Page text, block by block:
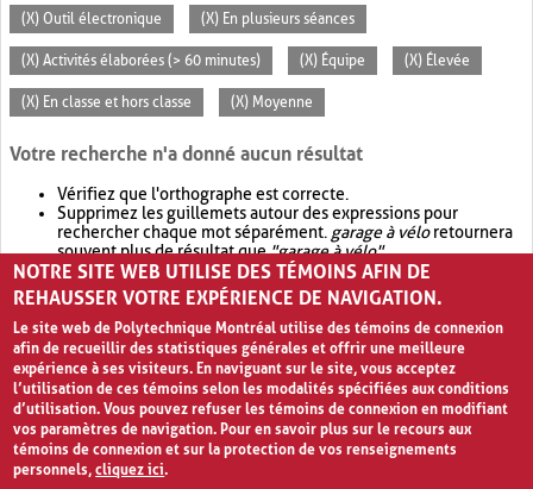
(X) Outil électronique (X) En plusieurs séances
(X) Activités élaborées (> 60 minutes) (X) Équipe (X) Élevée
(X) En classe et hors classe (X) Moyenne
Votre recherche n'a donné aucun résultat
Vérifiez que l'orthographe est correcte.
Supprimez les guillemets autour des expressions pour
rechercher chaque mot séparément. garage à véloretournera
souvent plus de résultat que"garage à vélo".
Envisagez d'élargir votre recherche avec OR.garage OR vélo
retournera souvent plus de résultat quegarage à vélo
NOTRE SITE WEB UTILISE DES TÉMOINS AFIN DE
REHAUSSER VOTRE EXPÉRIENCE DE NAVIGATION.
Le site web de Polytechnique Montréal utilise des témoins de connexion
afin de recueillir des statistiques générales et offrir une meilleure
expérience à ses visiteurs. En naviguant sur le site, vous acceptez
l’utilisation de ces témoins selon les modalités spécifiées aux conditions
d’utilisation. Vous pouvez refuser les témoins de connexion en modifiant
vos paramètres de navigation. Pour en savoir plus sur le recours aux
témoins de connexion et sur la protection de vos renseignements
personnels,cliquez ici.